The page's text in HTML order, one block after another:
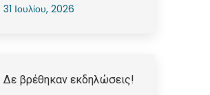
31 Ιουλίου, 2026
Δε βρέθηκαν εκδηλώσεις!